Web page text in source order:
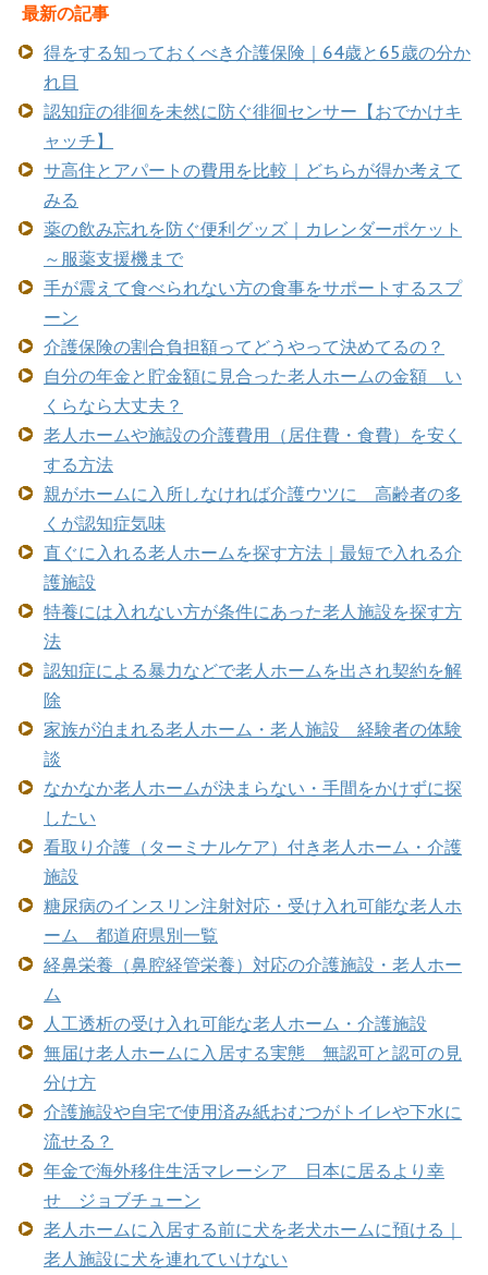
最新の記事
得をする知っておくべき介護保険｜64歳と65歳の分か
れ目
認知症の徘徊を未然に防ぐ徘徊センサー【おでかけキ
ャッチ】
サ高住とアパートの費用を比較｜どちらが得か考えて
みる
薬の飲み忘れを防ぐ便利グッズ｜カレンダーポケット
～服薬支援機まで
手が震えて食べられない方の食事をサポートするスプ
ーン
介護保険の割合負担額ってどうやって決めてるの？
自分の年金と貯金額に見合った老人ホームの金額 い
くらなら大丈夫？
老人ホームや施設の介護費用（居住費・食費）を安く
する方法
親がホームに入所しなければ介護ウツに 高齢者の多
くが認知症気味
直ぐに入れる老人ホームを探す方法｜最短で入れる介
護施設
特養には入れない方が条件にあった老人施設を探す方
法
認知症による暴力などで老人ホームを出され契約を解
除
家族が泊まれる老人ホーム・老人施設 経験者の体験
談
なかなか老人ホームが決まらない・手間をかけずに探
したい
看取り介護（ターミナルケア）付き老人ホーム・介護
施設
糖尿病のインスリン注射対応・受け入れ可能な老人ホ
ーム 都道府県別一覧
経鼻栄養（鼻腔経管栄養）対応の介護施設・老人ホー
ム
人工透析の受け入れ可能な老人ホーム・介護施設
無届け老人ホームに入居する実態 無認可と認可の見
分け方
介護施設や自宅で使用済み紙おむつがトイレや下水に
流せる？
年金で海外移住生活マレーシア 日本に居るより幸
せ ジョブチューン
老人ホームに入居する前に犬を老犬ホームに預ける｜
老人施設に犬を連れていけない